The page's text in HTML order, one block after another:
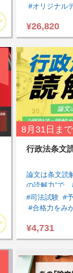
#オリジナル
#商法・会社
#刑事訴訟法
#論文の書き
¥26,820
行政法条文
論文は条文読
の読解力”で
#司法試験 #
#合格力をみ
#速習したい
#行政法 #基
¥4,731
8月31日 まで